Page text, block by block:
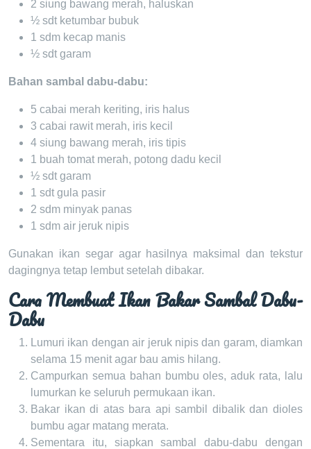
2 siung bawang merah, haluskan
½ sdt ketumbar bubuk
1 sdm kecap manis
½ sdt garam
Bahan sambal dabu-dabu:
5 cabai merah keriting, iris halus
3 cabai rawit merah, iris kecil
4 siung bawang merah, iris tipis
1 buah tomat merah, potong dadu kecil
½ sdt garam
1 sdt gula pasir
2 sdm minyak panas
1 sdm air jeruk nipis
Gunakan ikan segar agar hasilnya maksimal dan tekstur
dagingnya tetap lembut setelah dibakar.
Cara Membuat Ikan Bakar Sambal Dabu-
Dabu
Lumuri ikan dengan air jeruk nipis dan garam, diamkan
selama 15 menit agar bau amis hilang.
Campurkan semua bahan bumbu oles, aduk rata, lalu
lumurkan ke seluruh permukaan ikan.
Bakar ikan di atas bara api sambil dibalik dan dioles
bumbu agar matang merata.
Sementara itu, siapkan sambal dabu-dabu dengan